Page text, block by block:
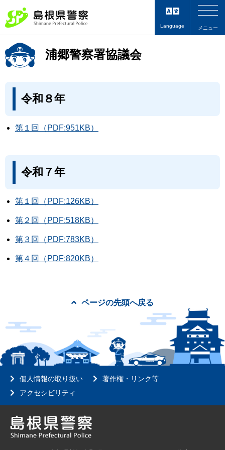
Language メニュー
浦郷警察署協議会
令和８年
第１回（PDF:951KB）
令和７年
第１回（PDF:126KB）
第２回（PDF:518KB）
第３回（PDF:783KB）
第４回（PDF:820KB）
ページの先頭へ戻る
個人情報の取り扱い
著作権・リンク等
アクセシビリティ